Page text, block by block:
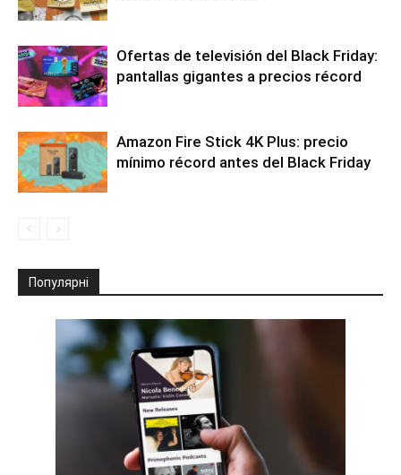
Ofertas de televisión del Black Friday:
pantallas gigantes a precios récord
Amazon Fire Stick 4K Plus: precio
mínimo récord antes del Black Friday
Популярні